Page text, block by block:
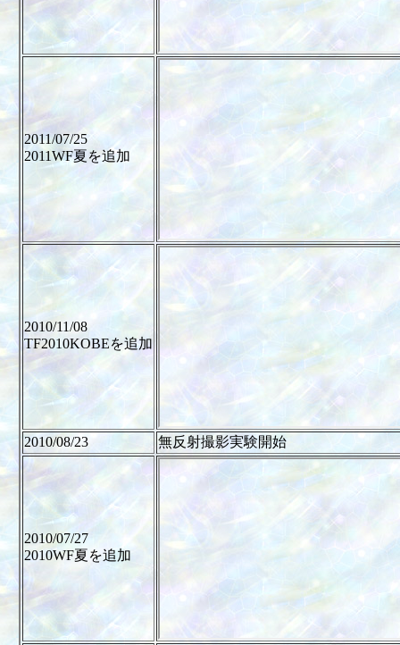
2011/07/25
2011WF夏を追加
2010/11/08
TF2010KOBEを追加
2010/08/23 無反射撮影実験開始
2010/07/27
2010WF夏を追加